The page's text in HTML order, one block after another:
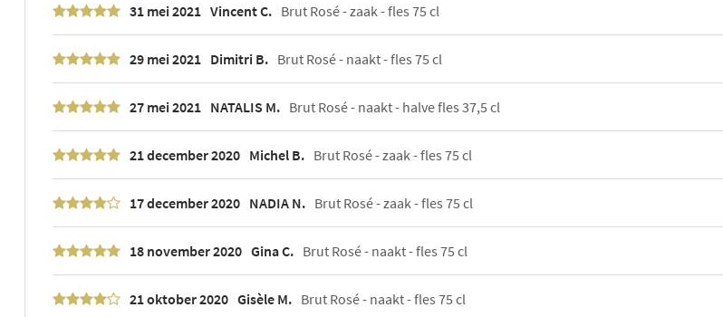
31 mei 2021 Vincent C. Brut Rosé - zaak - fles 75 cl
29 mei 2021 Dimitri B. Brut Rosé - naakt - fles 75 cl
27 mei 2021 NATALIS M. Brut Rosé - naakt - halve fles 37,5 cl
21 december 2020 Michel B. Brut Rosé - zaak - fles 75 cl
17 december 2020 NADIA N. Brut Rosé - zaak - fles 75 cl
18 november 2020 Gina C. Brut Rosé - naakt - fles 75 cl
21 oktober 2020 Gisèle M. Brut Rosé - naakt - fles 75 cl